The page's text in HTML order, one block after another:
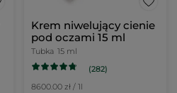
Krem niwelujący cienie
pod oczami 15 ml
Tubka 15 ml
(282)
8600.00 zł / 1l